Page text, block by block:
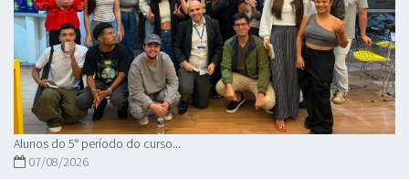
Alunos do 5° período do curso...
07/08/2026